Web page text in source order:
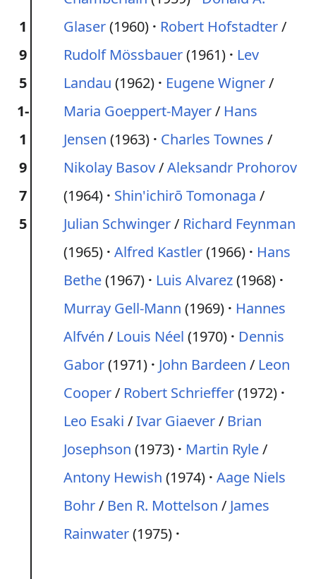
1
9
5
1-
1
9
7
5
Glaser(1960) Robert Hofstadter/
Rudolf Mössbauer(1961)
Lev
Landau (1962) Eugene Wigner/
Maria Goeppert-Mayer/ Hans
Jensen (1963) Charles Townes /
Nikolay Basov/Aleksandr Prohorov
(1964)
Shin'ichirō Tomonaga /
Julian Schwinger/ Richard Feynman
(1965) Alfred Kastler(1966)
Hans
Bethe(1967) Luis Alvarez(1968)
Murray Gell-Mann (1969)
Hannes
Alfvén / Louis Néel (1970)
Dennis
Gabor(1971) John Bardeen / Leon
Cooper/ Robert Schrieffer(1972)
Leo Esaki /Ivar Giaever/ Brian
Josephson (1973) Martin Ryle/
Antony Hewish (1974) Aage Niels
Bohr/ Ben R. Mottelson / James
Rainwater(1975)